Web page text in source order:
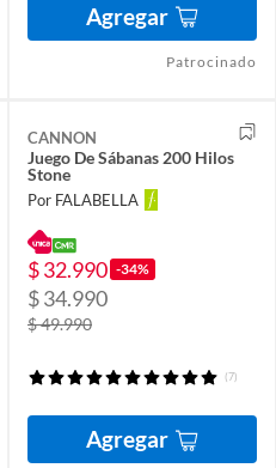
Agregar
Patrocinado
CANNON
Juego De Sábanas 200 Hilos
Stone
Por FALABELLA
$ 32.990 -34%
$ 34.990
$ 49.990
(7)
Agregar